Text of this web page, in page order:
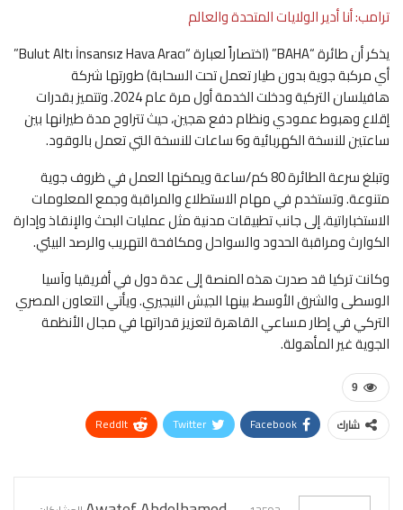
ترامب: أنا أدير الولايات المتحدة والعالم
يذكر أن طائرة “BAHA” (اختصاراً لعبارة “Bulut Altı İnsansız Hava Aracı”
أي مركبة جوية بدون طيار تعمل تحت السحابة) طورتها شركة
هافيلسان التركية ودخلت الخدمة أول مرة عام 2024. وتتميز بقدرات
إقلاع وهبوط عمودي ونظام دفع هجين، حيث تتراوح مدة طيرانها بين
ساعتين للنسخة الكهربائية و6 ساعات للنسخة التي تعمل بالوقود.
وتبلغ سرعة الطائرة 80 كم/ساعة ويمكنها العمل في ظروف جوية
متنوعة. وتستخدم في مهام الاستطلاع والمراقبة وجمع المعلومات
الاستخباراتية، إلى جانب تطبيقات مدنية مثل عمليات البحث والإنقاذ وإدارة
الكوارث ومراقبة الحدود والسواحل ومكافحة التهريب والرصد البيئي.
وكانت تركيا قد صدرت هذه المنصة إلى عدة دول في أفريقيا وآسيا
الوسطى والشرق الأوسط، بينها الجيش النيجيري. ويأتي التعاون المصري
التركي في إطار مساعي القاهرة لتعزيز قدراتها في مجال الأنظمة
الجوية غير المأهولة.
9
شارك Facebook
Twitter
ReddIt